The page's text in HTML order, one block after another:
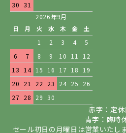
30
31
2026年9月
日
月 火 水 木 金
土
1
2 3 4
5
6
7 8 9 10 11
12
13
14 15 16 17 18
19
20
21 22 23 24 25
26
27 28 29 30
赤字：定休
青字：臨時
セール初日の月曜日は営業いたし